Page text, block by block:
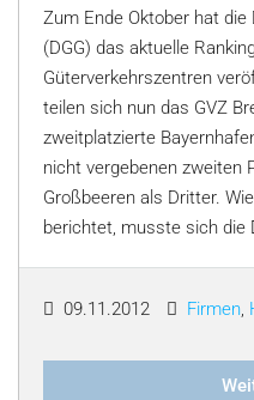
Zum Ende Oktober hat
(DGG) das aktuelle
Güterverkehrszentren
teilen sich nun das GVZ
zweitplatzierte
nicht vergebenen zweiten
Großbeeren als Dritter.
berichtet, musste sich die
09.11.2012 Firmen